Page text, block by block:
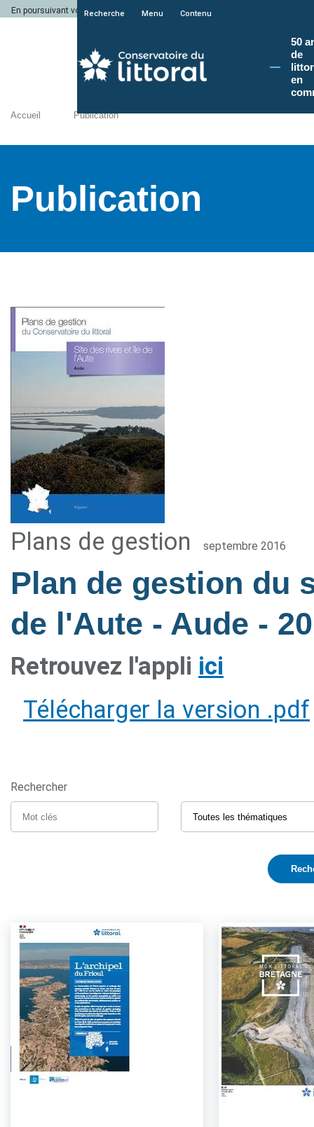
En poursuivant votre navigation sur le site du Conservatoire du littoral, vous
Recherche Menu Contenu
50
de
en
Accueil Publication
Publication
Plans de gestion septembre 2016
Plan de gestion du
de l'Aute - Aude -
Retrouvez l'appli ici
Télécharger la version .pdf
Rechercher